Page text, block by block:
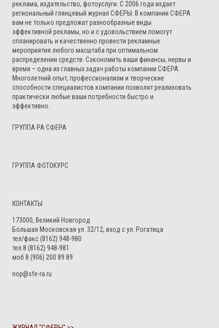
реклама, издательство, фотоуслуги. С 2006 года издает
региональный глянцевый журнал СФЕРЫ. В компании СФЕРА
вам не только предложат разнообразные виды
эффективной рекламы, но и с удовольствием помогут
спланировать и качественно провести рекламные
мероприятия любого масштаба при оптимальном
распределении средств. Сэкономить ваши финансы, нервы и
время – одна из главных задач работы компании СФЕРА.
Многолетний опыт, профессионализм и творческие
способности специалистов компании позволят реализовать
практически любые ваши потребности быстро и
эффективно.
ГРУППА РА СФЕРА
ГРУППА ФОТОКУРС
КОНТАКТЫ
173000, Великий Новгород
Большая Московская ул. 32/12, вход с ул. Рогатица
тел/факс (8162) 948-980
тел 8 (8162) 948-981
моб 8 (906) 200 89 89
nop@sfe-ra.ru